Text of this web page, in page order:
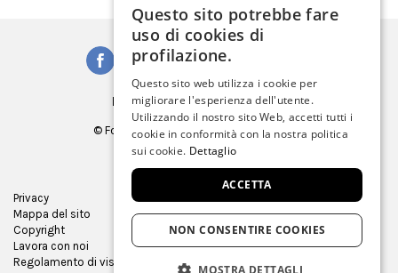
Iscriviti alla Newsletter
© Fondazione Musei Civici di Venezia
C.F. e P.IVA 03842230272
Privacy
Mappa del sito
Copyright
Lavora con noi
Regolamento di visita
Virtual tour
Gare e appalti
Museum Store
ITALIAN
GERMAN
FRENCH
Questo sito potrebbe fare
uso di cookies di
profilazione.
Questo sito web utilizza i cookie per
migliorare l'esperienza dell'utente.
Utilizzando il nostro sito Web, accetti tutti i
cookie in conformità con la nostra politica
sui cookie. Dettaglio
ACCETTA
NON CONSENTIRE COOKIES
MOSTRA DETTAGLI